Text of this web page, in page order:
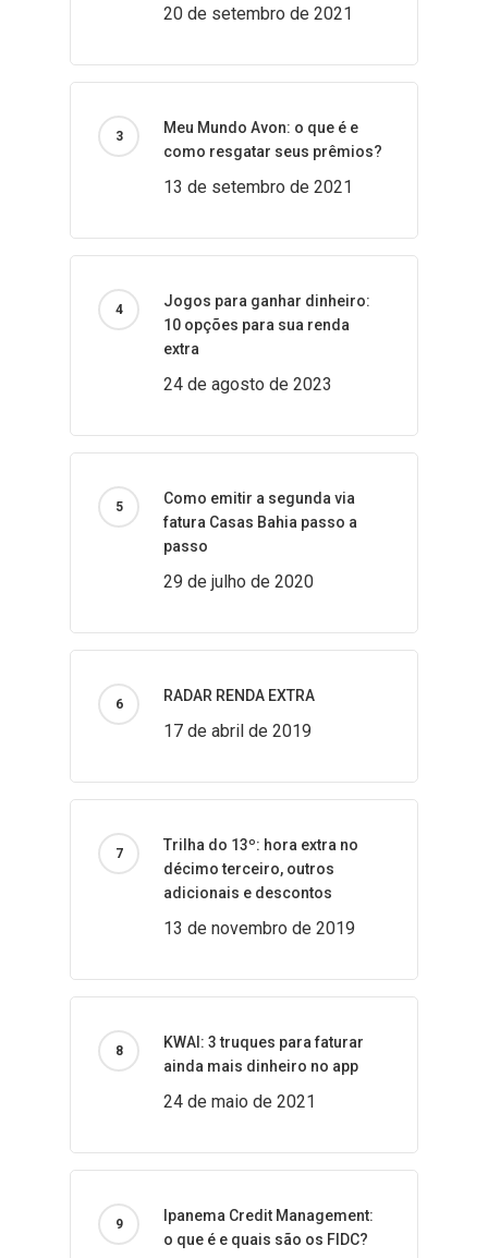
20 de setembro de 2021
Meu Mundo Avon: o que é e
como resgatar seus prêmios?
13 de setembro de 2021
Jogos para ganhar dinheiro:
10 opções para sua renda
extra
24 de agosto de 2023
Como emitir a segunda via
fatura Casas Bahia passo a
passo
29 de julho de 2020
RADAR RENDA EXTRA
17 de abril de 2019
Trilha do 13º: hora extra no
décimo terceiro, outros
adicionais e descontos
13 de novembro de 2019
KWAI: 3 truques para faturar
ainda mais dinheiro no app
24 de maio de 2021
Ipanema Credit Management:
o que é e quais são os FIDC?